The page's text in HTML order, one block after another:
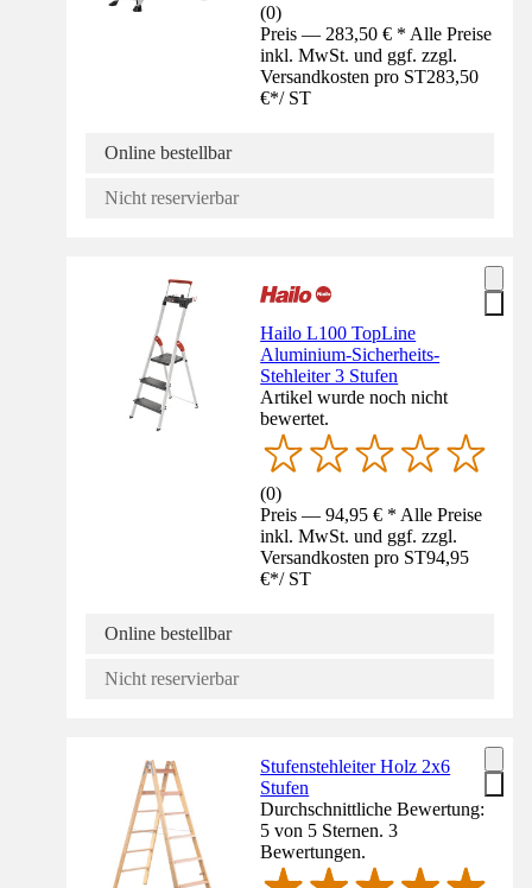
(0)
Preis — 283,50 € * Alle Preise
inkl. MwSt. und ggf. zzgl.
Versandkosten pro ST283,50
€*/ ST
Online bestellbar
Nicht reservierbar
Hailo L100 TopLine
Aluminium-Sicherheits-
Stehleiter 3 Stufen
Artikel wurde noch nicht
bewertet.
(0)
Preis — 94,95 € * Alle Preise
inkl. MwSt. und ggf. zzgl.
Versandkosten pro ST94,95
€*/ ST
Online bestellbar
Nicht reservierbar
Stufenstehleiter Holz 2x6
Stufen
Durchschnittliche Bewertung:
5 von 5 Sternen. 3
Bewertungen.